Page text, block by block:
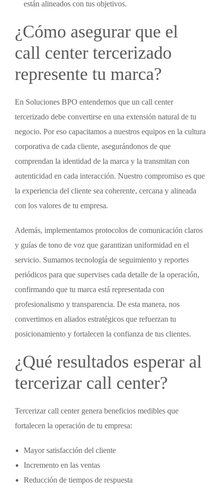
están alineados con tus objetivos.
¿Cómo asegurar que el
call center tercerizado
represente tu marca?
En Soluciones BPO entendemos que un call center
tercerizado debe convertirse en una extensión natural de tu
negocio. Por eso capacitamos a nuestros equipos en la cultura
corporativa de cada cliente, asegurándonos de que
comprendan la identidad de la marca y la transmitan con
autenticidad en cada interacción. Nuestro compromiso es que
la experiencia del cliente sea coherente, cercana y alineada
con los valores de tu empresa.
Además, implementamos protocolos de comunicación claros
y guías de tono de voz que garantizan uniformidad en el
servicio. Sumamos tecnología de seguimiento y reportes
periódicos para que supervises cada detalle de la operación,
confirmando que tu marca está representada con
profesionalismo y transparencia. De esta manera, nos
convertimos en aliados estratégicos que refuerzan tu
posicionamiento y fortalecen la confianza de tus clientes.
¿Qué resultados esperar al
tercerizar call center?
Tercerizar call centergenera beneficios medibles que
fortalecen la operación de tu empresa:
Mayor satisfacción del cliente
Incremento en las ventas
Reducción de tiempos de respuesta